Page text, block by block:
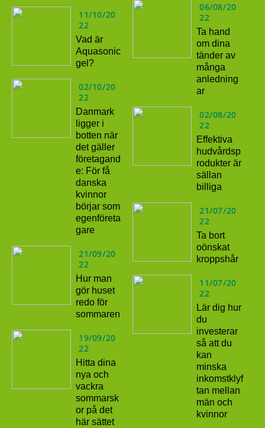
11/10/20
22
Vad är
Aquasonic
gel?
02/10/20
22
Danmark
ligger i
botten när
det gäller
företagand
e: För få
danska
kvinnor
börjar som
egenföreta
gare
21/09/20
22
Hur man
gör huset
redo för
sommaren
19/09/20
22
Hitta dina
nya och
vackra
sommarsk
or på det
här sättet
06/08/20
22
Ta hand
om dina
tänder av
många
anledning
ar
02/08/20
22
Effektiva
hudvårdsp
rodukter är
sällan
billiga
21/07/20
22
Ta bort
oönskat
kroppshår
11/07/20
22
Lär dig hur
du
investerar
så att du
kan
minska
inkomstklyf
tan mellan
män och
kvinnor